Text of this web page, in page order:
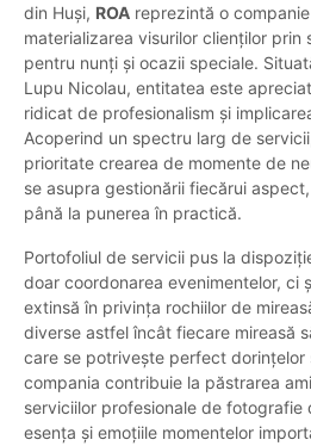
din Huși, ROA reprezintă o
materializarea visurilor clienților prin
pentru nunți și ocazii speciale.
Lupu Nicolau, entitatea este
ridicat de profesionalism și
Acoperind un spectru larg de
prioritate crearea de momente de
se asupra gestionării fiecărui
până la punerea în practică.
Portofoliul de servicii pus la
doar coordonarea evenimentelor, ci
extinsă în privința rochiilor de
diverse astfel încât fiecare mireasă
care se potrivește perfect dorințelor
compania contribuie la păstrarea
serviciilor profesionale de fotografie
esența și emoțiile momentelor